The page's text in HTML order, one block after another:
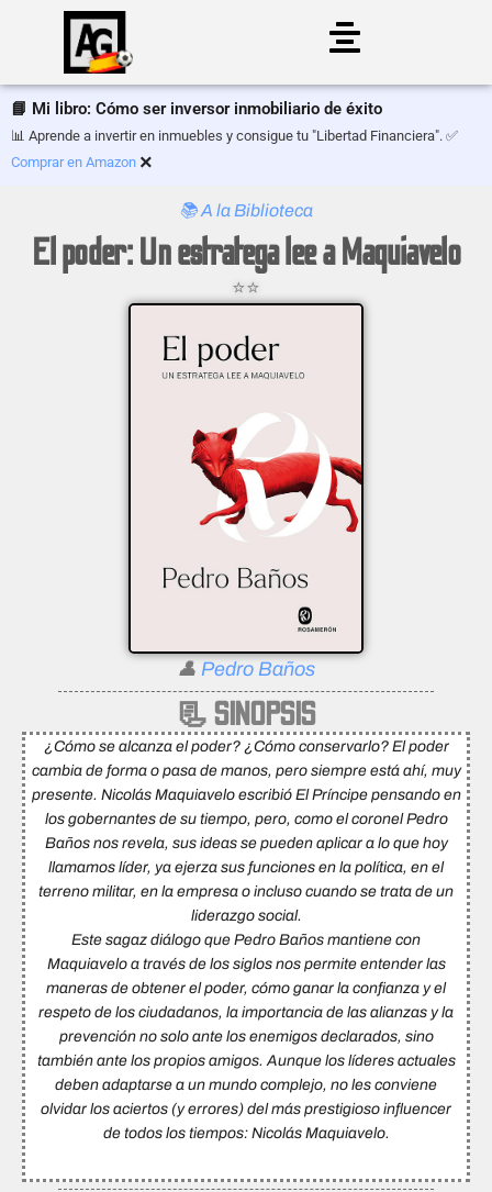
al
contenido
📘 Mi libro: Cómo ser inversor inmobiliario de éxito
📊 Aprende a invertir en inmuebles y consigue tu "Libertad Financiera". ✅
Comprar en Amazon ×
📚 A la Biblioteca
El poder: Un estratega lee a Maquiavelo
⭐⭐
👤 Pedro Baños
📃 SINOPSIS
¿Cómo se alcanza el poder? ¿Cómo conservarlo? El poder
cambia de forma o pasa de manos, pero siempre está ahí, muy
presente. Nicolás Maquiavelo escribió El Príncipe pensando en
los gobernantes de su tiempo, pero, como el coronel Pedro
Baños nos revela, sus ideas se pueden aplicar a lo que hoy
llamamos líder, ya ejerza sus funciones en la política, en el
terreno militar, en la empresa o incluso cuando se trata de un
liderazgo social.
Este sagaz diálogo que Pedro Baños mantiene con
Maquiavelo a través de los siglos nos permite entender las
maneras de obtener el poder, cómo ganar la confianza y el
respeto de los ciudadanos, la importancia de las alianzas y la
prevención no solo ante los enemigos declarados, sino
también ante los propios amigos. Aunque los líderes actuales
deben adaptarse a un mundo complejo, no les conviene
olvidar los aciertos (y errores) del más prestigioso influencer
de todos los tiempos: Nicolás Maquiavelo.